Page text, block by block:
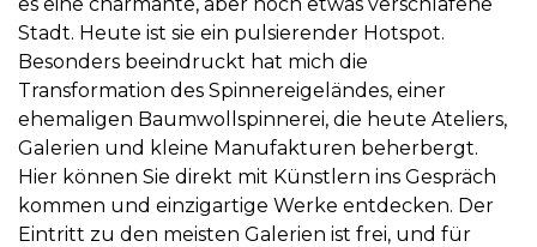
Stadt. Heute ist sie ein pulsierender Hotspot.
Besonders beeindruckt hat mich die
Transformation des Spinnereigeländes, einer
ehemaligen Baumwollspinnerei, die heute Ateliers,
Galerien und kleine Manufakturen beherbergt.
Hier können Sie direkt mit Künstlern ins Gespräch
kommen und einzigartige Werke entdecken. Der
Eintritt zu den meisten Galerien ist frei, und für